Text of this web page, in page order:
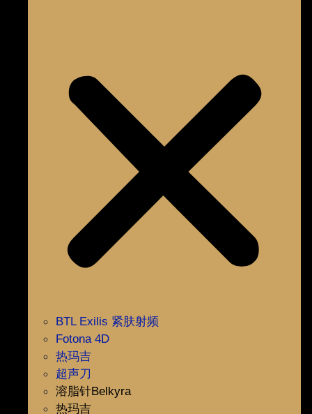
BTL Exilis 紧肤射频
Fotona 4D
热玛吉
超声刀
溶脂针Belkyra
热玛吉